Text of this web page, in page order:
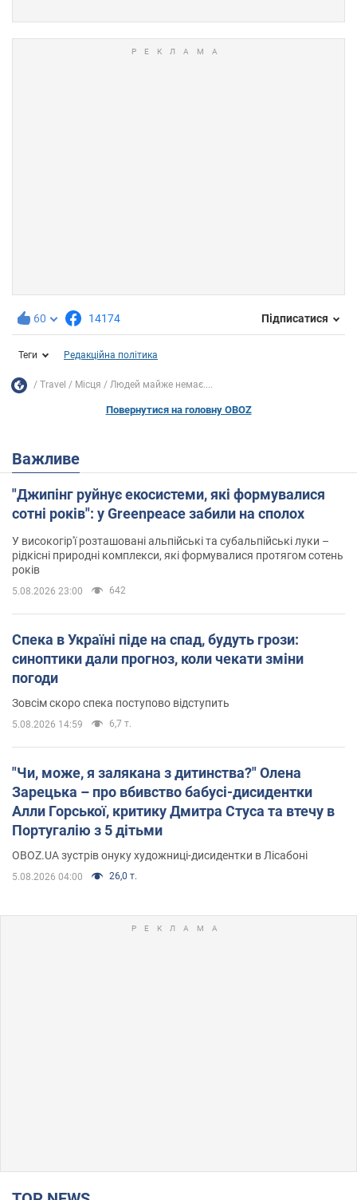
60 14174 Підписатися
Теги Редакційна політика
Travel Місця Людей майже немає....
Повернутися на головну OBOZ
Важливе
"Джипінг руйнує екосистеми, які формувалися
сотні років": у Greenpeace забили на сполох
У високогір'ї розташовані альпійські та субальпійські луки –
рідкісні природні комплекси, які формувалися протягом сотень
років
5.08.2026 23:00 642
Спека в Україні піде на спад, будуть грози:
синоптики дали прогноз, коли чекати зміни
погоди
Зовсім скоро спека поступово відступить
5.08.2026 14:59 6,7 т.
"Чи, може, я залякана з дитинства?" Олена
Зарецька – про вбивство бабусі-дисидентки
Алли Горської, критику Дмитра Стуса та втечу в
Португалію з 5 дітьми
OBOZ.UA зустрів онуку художниці-дисидентки в Лісабоні
5.08.2026 04:00 26,0 т.